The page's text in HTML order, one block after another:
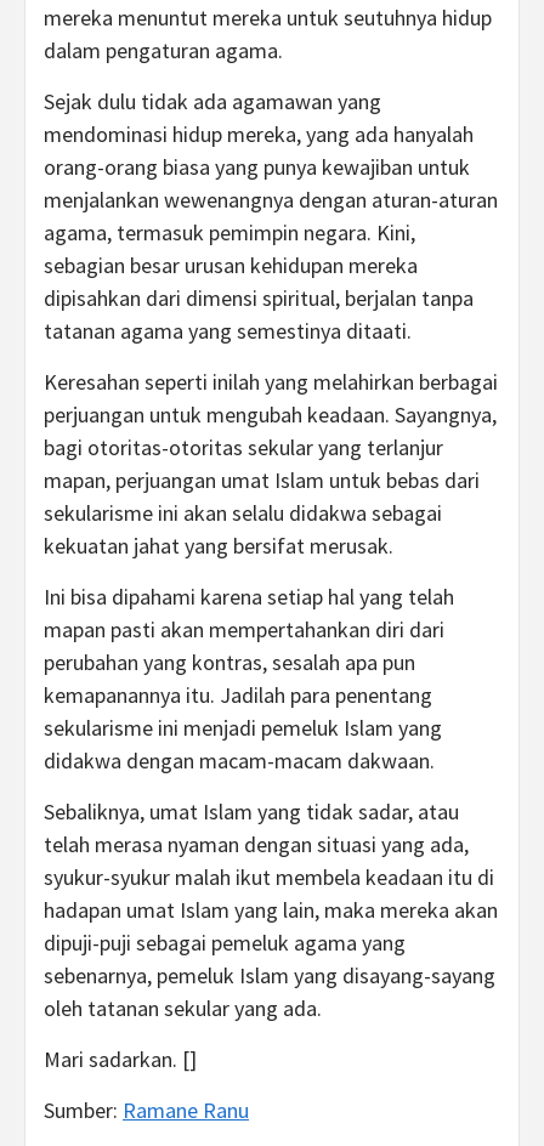
mereka menuntut mereka untuk seutuhnya hidup
dalam pengaturan agama.
Sejak dulu tidak ada agamawan yang
mendominasi hidup mereka, yang ada hanyalah
orang-orang biasa yang punya kewajiban untuk
menjalankan wewenangnya dengan aturan-aturan
agama, termasuk pemimpin negara. Kini,
sebagian besar urusan kehidupan mereka
dipisahkan dari dimensi spiritual, berjalan tanpa
tatanan agama yang semestinya ditaati.
Keresahan seperti inilah yang melahirkan berbagai
perjuangan untuk mengubah keadaan. Sayangnya,
bagi otoritas-otoritas sekular yang terlanjur
mapan, perjuangan umat Islam untuk bebas dari
sekularisme ini akan selalu didakwa sebagai
kekuatan jahat yang bersifat merusak.
Ini bisa dipahami karena setiap hal yang telah
mapan pasti akan mempertahankan diri dari
perubahan yang kontras, sesalah apa pun
kemapanannya itu. Jadilah para penentang
sekularisme ini menjadi pemeluk Islam yang
didakwa dengan macam-macam dakwaan.
Sebaliknya, umat Islam yang tidak sadar, atau
telah merasa nyaman dengan situasi yang ada,
syukur-syukur malah ikut membela keadaan itu di
hadapan umat Islam yang lain, maka mereka akan
dipuji-puji sebagai pemeluk agama yang
sebenarnya, pemeluk Islam yang disayang-sayang
oleh tatanan sekular yang ada.
Mari sadarkan. []
Sumber: Ramane Ranu